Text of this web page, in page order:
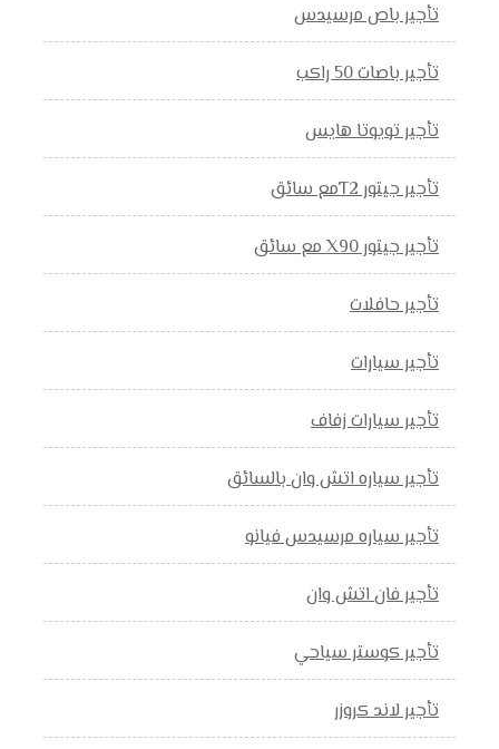
تأجير باص مرسيدس
تأجير باصات 50 راكب
تأجير تويوتا هايس
تأجير جيتور T2مع سائق
تأجير جيتور X90 مع سائق
تأجير حافلات
تأجير سيارات
تأجير سيارات زفاف
تأجير سياره اتش وان بالسائق
تأجير سياره مرسيدس فيانو
تأجير فان اتش وان
تأجير كوستر سياحي
تأجير لاند كروزر